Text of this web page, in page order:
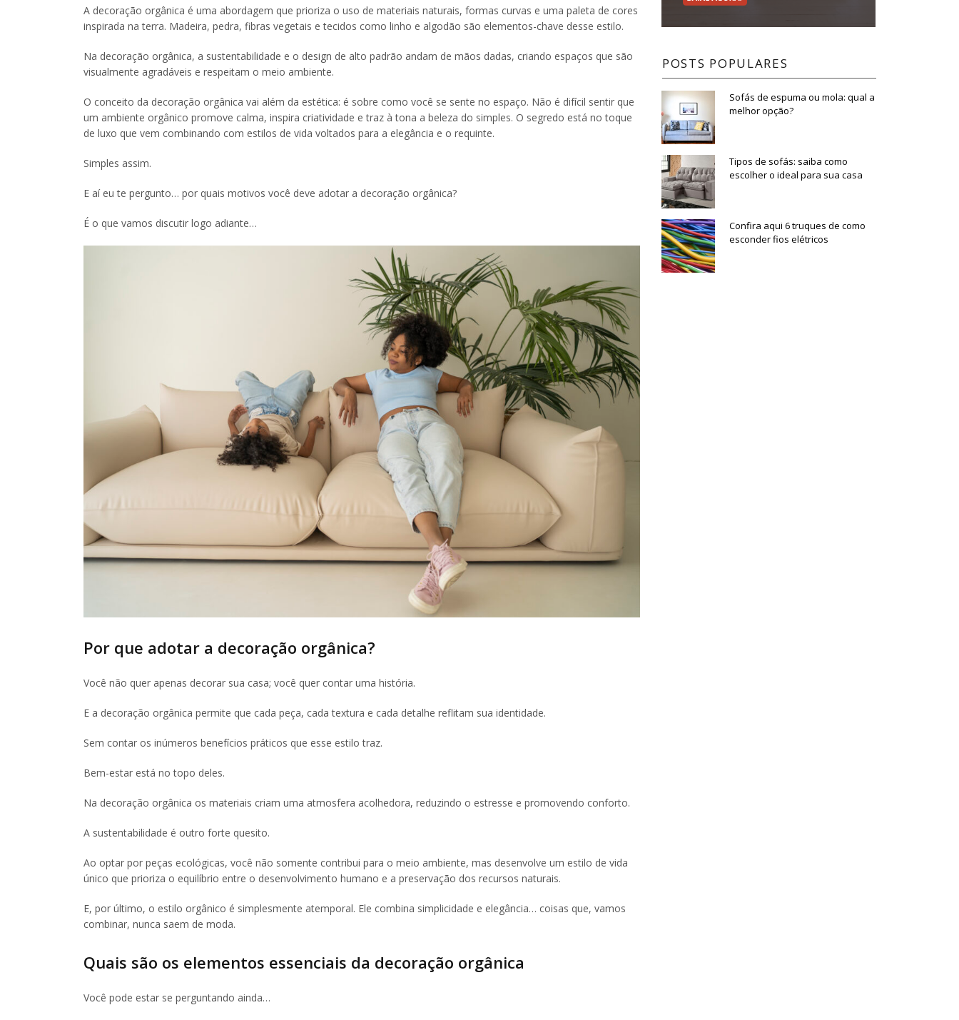
A decoração orgânica é uma abordagem que prioriza o uso de materiais naturais, formas curvas e uma paleta de cores
inspirada na terra. Madeira, pedra, fibras vegetais e tecidos como linho e algodão são elementos-chave desse estilo.
Na decoração orgânica, a sustentabilidade e o design de alto padrão andam de mãos dadas, criando espaços que são
visualmente agradáveis e respeitam o meio ambiente.
O conceito da decoração orgânica vai além da estética: é sobre como você se sente no espaço. Não é difícil sentir que
um ambiente orgânico promove calma, inspira criatividade e traz à tona a beleza do simples. O segredo está no toque
de luxo que vem combinando com estilos de vida voltados para a elegância e o requinte.
Simples assim.
E aí eu te pergunto… por quais motivos você deve adotar a decoração orgânica?
É o que vamos discutir logo adiante…
Por que adotar a decoração orgânica?
Você não quer apenas decorar sua casa; você quer contar uma história.
E a decoração orgânica permite que cada peça, cada textura e cada detalhe reflitam sua identidade.
Sem contar os inúmeros benefícios práticos que esse estilo traz.
Bem-estar está no topo deles.
Na decoração orgânica os materiais criam uma atmosfera acolhedora, reduzindo o estresse e promovendo conforto.
A sustentabilidade é outro forte quesito.
Ao optar por peças ecológicas, você não somente contribui para o meio ambiente, mas desenvolve um estilo de vida
único que prioriza o equilíbrio entre o desenvolvimento humano e a preservação dos recursos naturais.
E, por último, o estilo orgânico é simplesmente atemporal. Ele combina simplicidade e elegância… coisas que, vamos
combinar, nunca saem de moda.
Quais são os elementos essenciais da decoração orgânica
Você pode estar se perguntando ainda…
POSTS POPULARES
Sofás de espuma ou mola: qual a
melhor opção?
Tipos de sofás: saiba como
escolher o ideal para sua casa
Confira aqui 6 truques de como
esconder fios elétricos